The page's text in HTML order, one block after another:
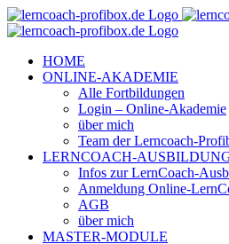
Zum
Inhalt
Facebook
YouTube
Instagram
LinkedIn
Telefon
E-
Mail
HOME
ONLINE-AKADEMIE
Alle Fortbildungen
Login – Online-Akademie
über mich
Team der Lerncoach-
LERNCOACH-
Infos zur LernCoach-
Anmeldung Online-
AGB
über mich
MASTER-MODULE